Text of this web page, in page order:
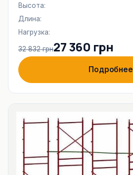
Высота:
Длина:
Нагрузка:
32 832 грн27 360 грн
Подробнее